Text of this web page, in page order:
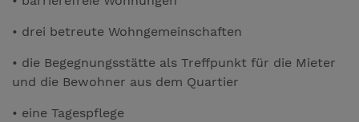
• drei betreute Wohngemeinschaften
• die Begegnungsstätte als Treffpunkt für die Mieter
und die Bewohner aus dem Quartier
• eine Tagespflege